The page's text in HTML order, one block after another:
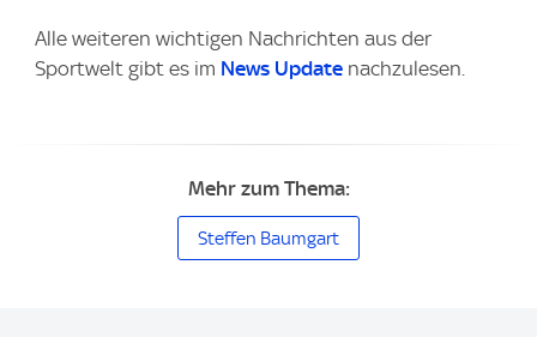
Alle weiteren wichtigen Nachrichten aus der
Sportwelt gibt es im News Update nachzulesen.
Mehr zum Thema:
Steffen Baumgart